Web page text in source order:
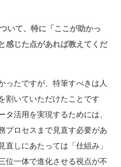
いて、特に「ここが助かっ
感じた点があれば教えてくだ
ったですが、特筆すべきは人
割いていただけたことです
活用を実現するためには、
プロセスまで見直す必要があ
直しにあたっては「仕組み」
位一体で進化させる視点が不